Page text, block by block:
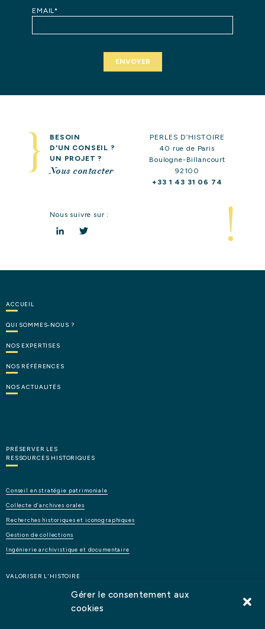
Gérer le consentement aux
cookies
EMAIL*
BESOIN
D'UN CONSEIL ?
UN PROJET ?
Nous contacter
PERLES D’HISTOIRE
40 rue de Paris
Boulogne-Billancourt
92100
+33 1 43 31 06 74
Nous suivre sur :
ACCUEIL
QUI SOMMES-NOUS ?
NOS EXPERTISES
NOS RÉFÉRENCES
NOS ACTUALITÉS
PRÉSERVER LES
RESSOURCES HISTORIQUES
Conseil en stratégie patrimoniale
Collecte d’archives orales
Recherches historiques et iconographiques
Gestion de collections
Ingénierie archivistique et documentaire
VALORISER L'HISTOIRE
et de faisabilité